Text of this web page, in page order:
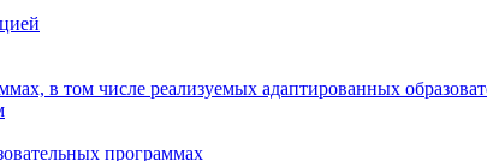
в том числе реализуемых адаптированных
программах